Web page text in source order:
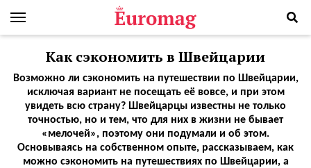
Как сэкономить в Швейцарии
Возможно ли сэкономить на путешествии по Швейцарии,
исключая вариант не посещать её вовсе, и при этом
увидеть всю страну? Швейцарцы известны не только
точностью, но и тем, что для них в жизни не бывает
«мелочей», поэтому они подумали и об этом.
Основываясь на собственном опыте, рассказываем, как
можно сэкономить на путешествиях по Швейцарии, а